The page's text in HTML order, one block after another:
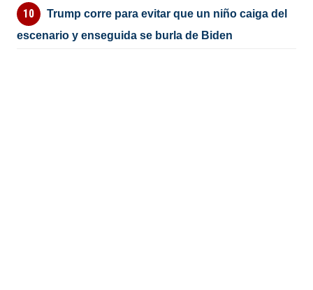
Trump corre para evitar que un niño caiga del
escenario y enseguida se burla de Biden